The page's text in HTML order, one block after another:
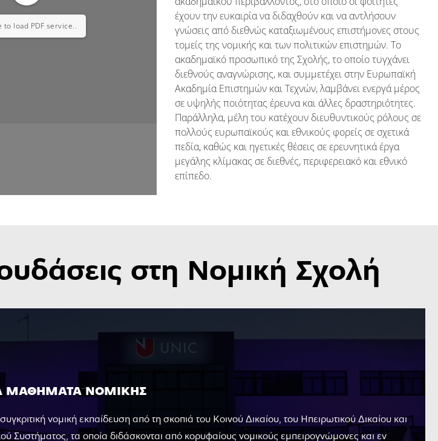
to load PDF service..
έχουν την ευκαιρία να διδαχθούν και να αντλήσουν
γνώσεις από διεθνώς καταξιωμένους επιστήμονες στους
τομείς της νομικής και των πολιτικών επιστημών. Το
ακαδημαϊκό προσωπικό της Σχολής, το οποίο τυγχάνει
διεθνούς αναγνώρισης, και συμμετέχει στην Ευρωπαϊκή
Ακαδημία Επιστημών και Τεχνών, λαμβάνει ενεργά μέρος
σε υψηλής ποιότητας έρευνα και άλλες δραστηριότητες.
Παράλληλα, μέλη του κατέχουν διευθυντικούς ρόλους σε
πολλούς ευρωπαϊκούς και εθνικούς φορείς σε σχετικά
πεδία, καθώς και ηγετικές θέσεις σε ερευνητικά έργα
μεγάλης κλίμακας σε διεθνές, περιφερειακό και εθνικό
επίπεδο.
στη Νομική Σχολή
ΜΑΘΉΜΑΤΑ ΝΟΜΙΚΉΣ
νομική εκπαίδευση από τη σκοπιά του Κοινού Δικαίου, του Ηπειρωτικού Δικαίου και
Συστήματος, τα οποία διδάσκονται από κορυφαίους νομικούς εμπειρογνώμονες και εν